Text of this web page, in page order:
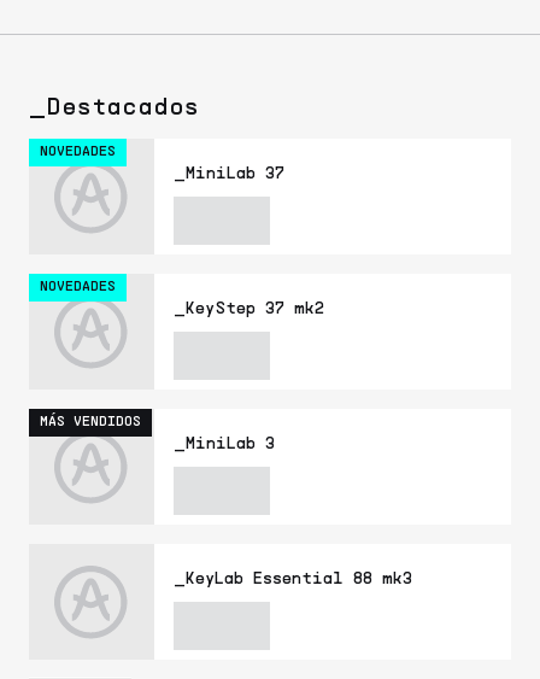
_Destacados
NOVEDADES
_MiniLab 37
NOVEDADES
_KeyStep 37 mk2
MÁS VENDIDOS
_MiniLab 3
_KeyLab Essential 88 mk3